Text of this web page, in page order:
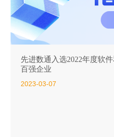
先进数通入选2022年度软
百强企业
2023-03-07